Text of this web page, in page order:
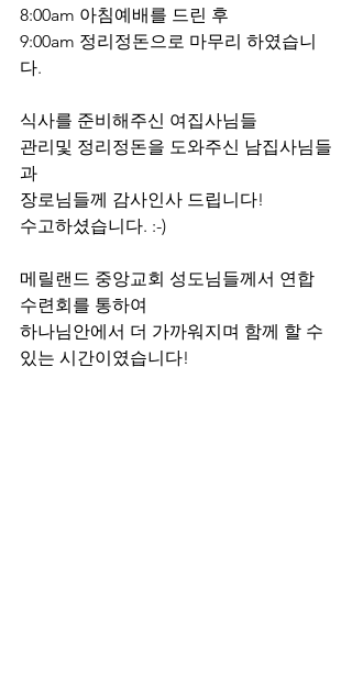
8:00am 아침예배를 드린 후
9:00am 정리정돈으로 마무리 하였습니
다.
식사를 준비해주신 여집사님들
관리및 정리정돈을 도와주신 남집사님들
과
장로님들께 감사인사 드립니다!
수고하셨습니다. :-)
메릴랜드 중앙교회 성도님들께서 연합
수련회를 통하여
하나님안에서 더 가까워지며 함께 할 수
있는 시간이였습니다!